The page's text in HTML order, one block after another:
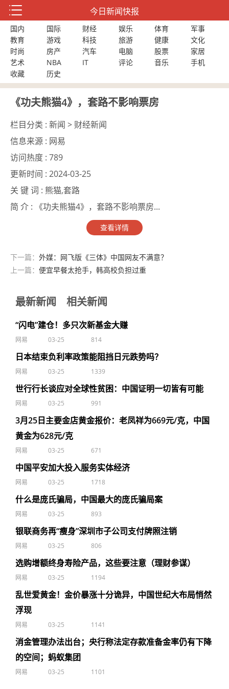
今日新闻快报
国内 国际 财经 娱乐 体育
军事
教育
游戏 科技 旅游 健康
文化
时尚
房产 汽车 电脑 股票
家居
艺术
NBA IT 评论 音乐
手机
收藏
历史
《功夫熊猫4》，套路不影响票房
栏目分类 : 新闻 > 财经新闻
信息来源 : 网易
访问热度 : 789
更新时间 : 2024-03-25
关 键 词 : 熊猫,套路
简 介 : 《功夫熊猫4》，套路不影响票房...
查看详情
下一篇： 外媒：网飞版《三体》中国网友不满意？
上一篇： 便宜早餐太抢手，韩高校负担过重
最新新闻 相关新闻
“闪电”建仓！多只次新基金大赚
网易 03-25 814
日本结束负利率政策能阻挡日元跌势吗？
网易 03-25 1339
世行行长谈应对全球性贫困：中国证明一切皆有可能
网易 03-25 991
3月25日主要金店黄金报价：老凤祥为669元/克，中国
黄金为628元/克
网易 03-25 671
中国平安加大投入服务实体经济
网易 03-25 1718
什么是庞氏骗局，中国最大的庞氏骗局案
网易 03-25 893
银联商务再“瘦身”深圳市子公司支付牌照注销
网易 03-25 806
选购增额终身寿险产品，这些要注意（理财参谋）
网易 03-25 1194
乱世爱黄金！金价暴涨十分诡异，中国世纪大布局悄然
浮现
网易 03-25 1141
消金管理办法出台；央行称法定存款准备金率仍有下降
的空间；蚂蚁集团
网易 03-25 1101